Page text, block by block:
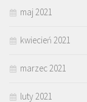
maj 2021
kwiecień 2021
marzec 2021
luty 2021